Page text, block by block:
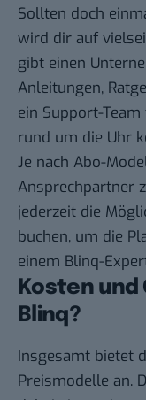
Sollten doch
wird dir auf
gibt einen
Anleitungen,
ein Support-
rund um die Uhr
Je nach Abo-
Ansprechpartner
jederzeit die
buchen, um die
einem Blinq-
Kosten und
Blinq?
Insgesamt bietet
Preismodelle an.